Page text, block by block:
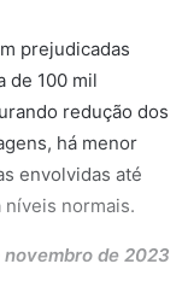
prejudicadas
de 100 mil
redução dos
há menor
envolvidas até
normais.
de 2023